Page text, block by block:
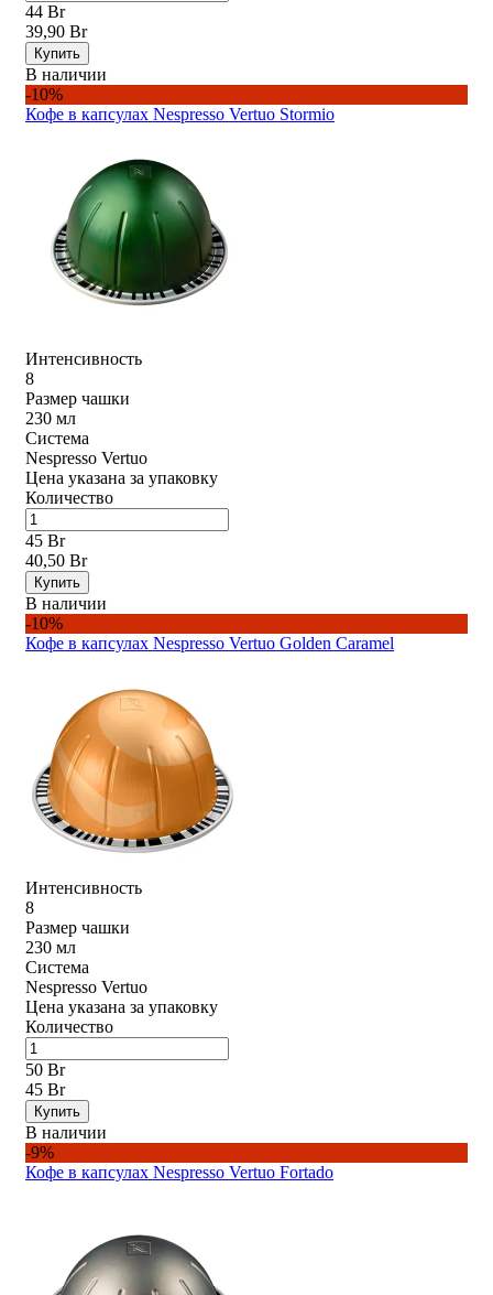
44 Br
39,90 Br
Купить
В наличии
-10%
Кофе в капсулах Nespresso Vertuo Stormio
Интенсивность
8
Размер чашки
230 мл
Система
Nespresso Vertuo
Цена указана за упаковку
Количество
45 Br
40,50 Br
Купить
В наличии
-10%
Кофе в капсулах Nespresso Vertuo Golden Caramel
Интенсивность
8
Размер чашки
230 мл
Система
Nespresso Vertuo
Цена указана за упаковку
Количество
50 Br
45 Br
Купить
В наличии
-9%
Кофе в капсулах Nespresso Vertuo Fortado